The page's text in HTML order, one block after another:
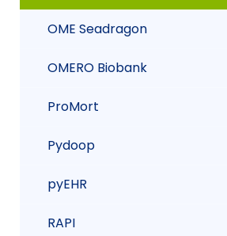
IN3-3D
OME Seadragon
OMERO Biobank
ProMort
Pydoop
pyEHR
RAPI